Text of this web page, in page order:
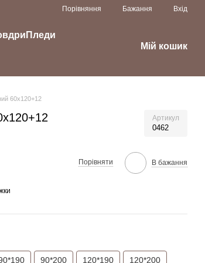
Порівняння Бажання Вхід
Пледи
Мій кошик
60х120+12
Артикул
0462
Порівняти В бажання
90*200 120*190 120*200